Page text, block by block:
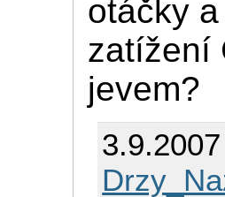
otáčky
zatížení
jevem?